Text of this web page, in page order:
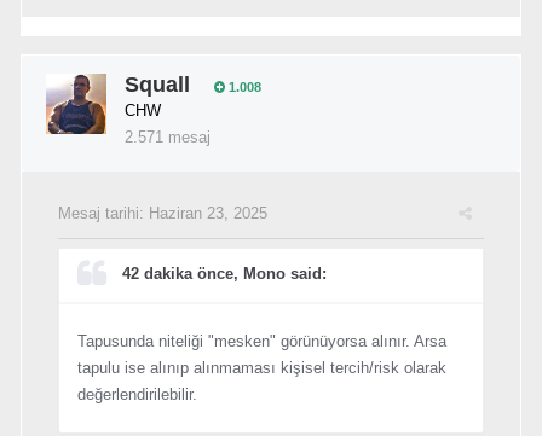
Squall 1.008
CHW
2.571 mesaj
Mesaj tarihi: Haziran 23, 2025
42 dakika önce, Mono said:
Tapusunda niteliği "mesken" görünüyorsa alınır. Arsa
tapulu ise alınıp alınmaması kişisel tercih/risk olarak
değerlendirilebilir.